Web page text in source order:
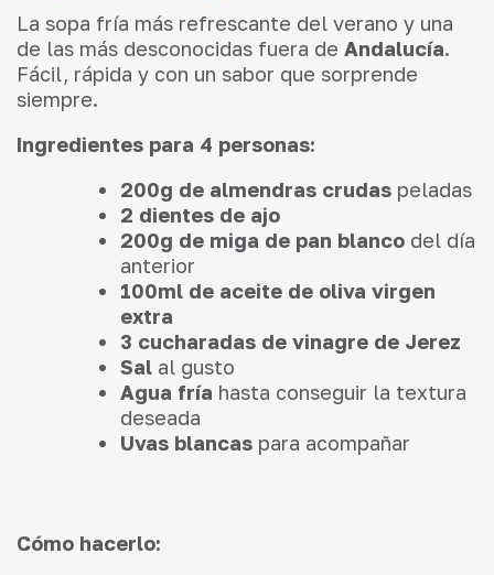
La sopa fría más refrescante del verano y una
de las más desconocidas fuera de Andalucía.
Fácil, rápida y con un sabor que sorprende
siempre.
Ingredientes para 4 personas:
200g de almendras crudas peladas
2 dientes de ajo
200g de miga de pan blanco del día
anterior
100ml de aceite de oliva virgen
extra
3 cucharadas de vinagre de Jerez
Sal al gusto
Agua fría hasta conseguir la textura
deseada
Uvas blancas para acompañar
Cómo hacerlo: